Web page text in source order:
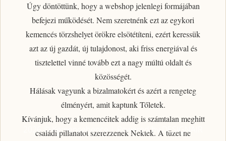
Úgy döntöttünk, hogy a webshop jelenlegi formájában
befejezi működését. Nem szeretnénk ezt az egykori
kemencés törzshelyet örökre elsötétíteni, ezértkeressük
azt az új gazdát, új tulajdonost, aki friss energiával és
tisztelettel vinné tovább ezt a nagy múltú oldalt és
közösségét.
Hálásak vagyunk a bizalmatokértés azért a rengeteg
élményért, amit kaptunk Tőletek.
Kívánjuk, hogy a kemencéitek addig is számtalan meghitt
családi pillanatot szerezzenek Nektek. A tüzet ne
2026 © Kemencebence | Powered by DESIGNAIR